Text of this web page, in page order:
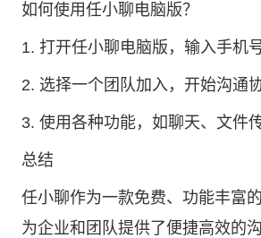
如何使用任小聊电脑版？
1. 打开任小聊电脑版，输入手机
2. 选择一个团队加入，开始沟通协
3. 使用各种功能，如聊天、文件
总结
任小聊作为一款免费、功能丰富
为企业和团队提供了便捷高效的